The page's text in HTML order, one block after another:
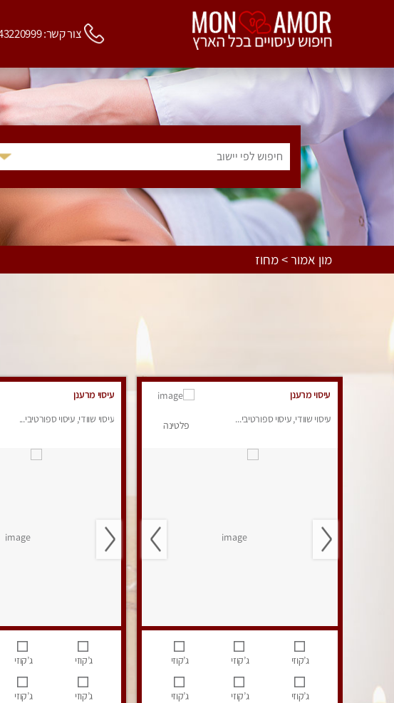
צור קשר: 0543220999
חיפוש לפי יישוב
מון אמור > מחוז
עיסוי מרענן
עיסוי שוודי, עיסוי ספורטיבי...
פלטינה
ג’קוזי ג’קוזי ג’קוזי
ג’קוזי ג’קוזי ג’קוזי
עיסוי מרענן
עיסוי שוודי, עיסוי ספורטיבי...
ג’קוזי ג’קוזי
ג’קוזי ג’קוזי